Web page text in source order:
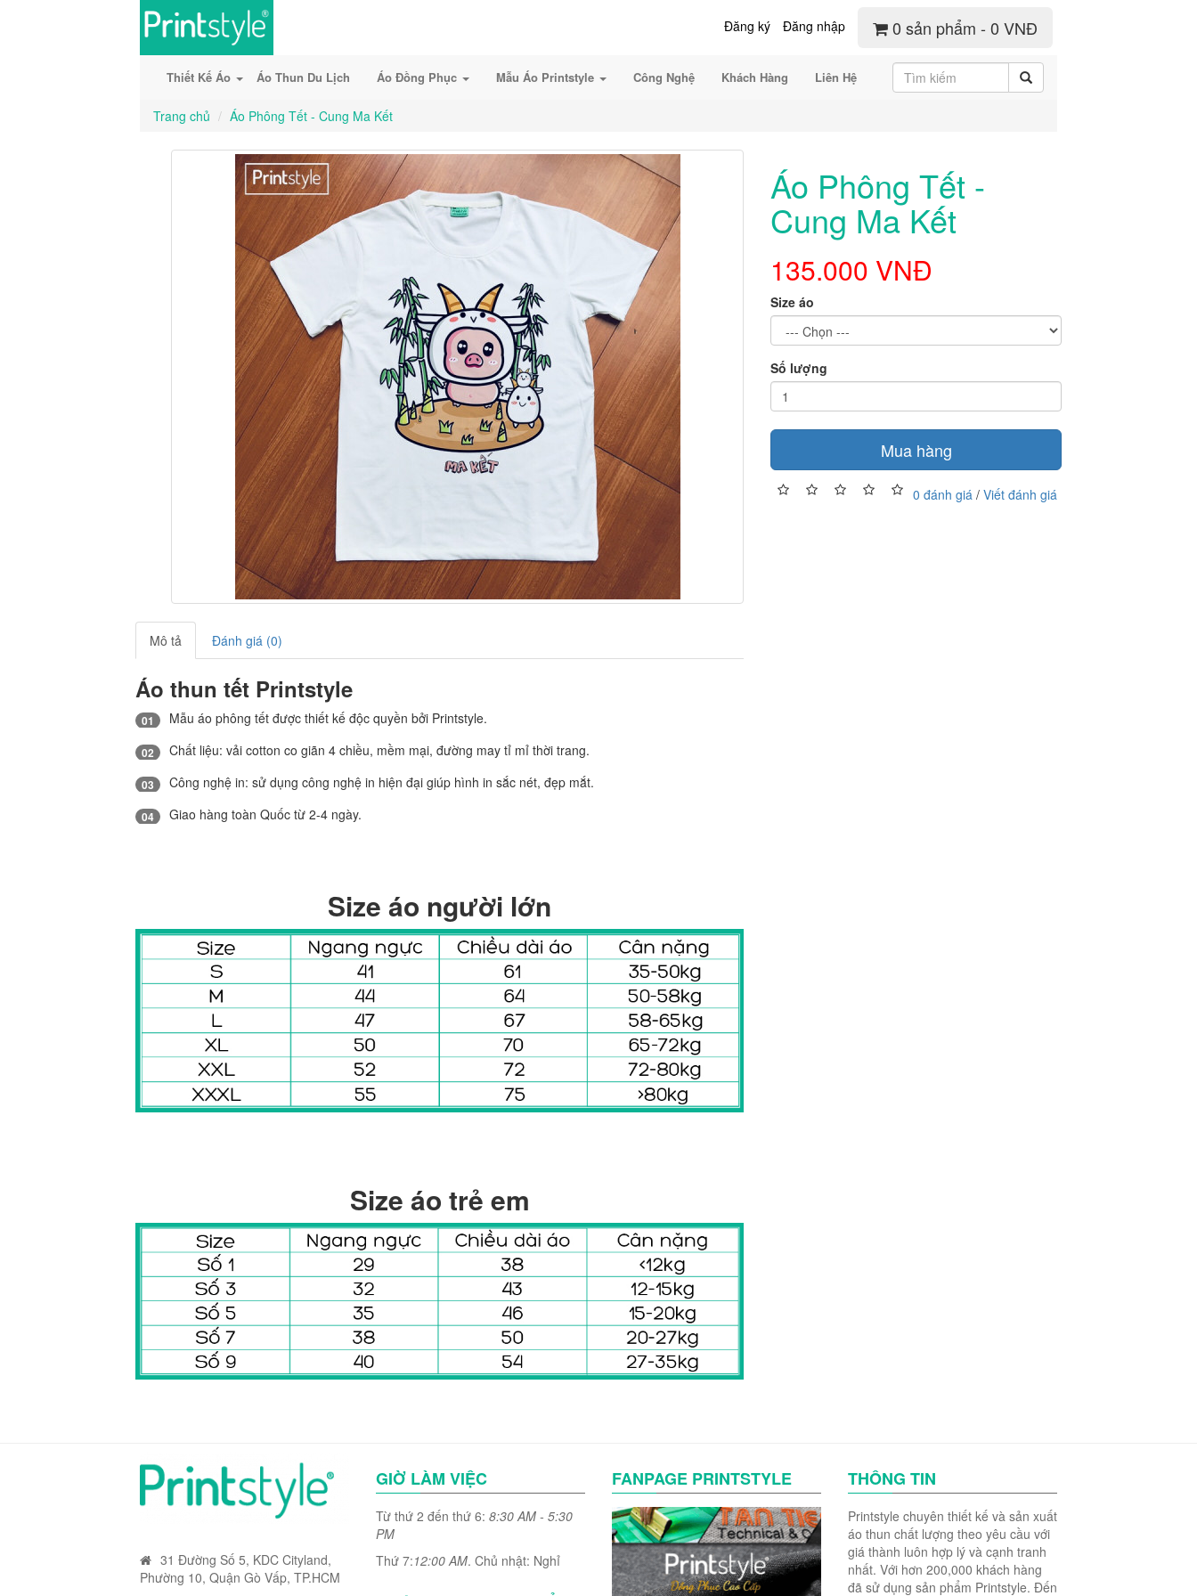
Đăng ký Đăng nhập 0 sản phẩm - 0 VNĐ
Thiết Kế Áo Áo Thun Du Lịch Áo Đồng Phục Mẫu Áo Printstyle Công Nghệ Khách Hàng Liên Hệ
Trang chủ Áo Phông Tết - Cung Ma Kết
Mô tả Đánh giá (0)
Áo thun tết Printstyle
01 Mẫu áo phông tết được thiết kế độc quyền bởi Printstyle.
02 Chất liệu: vải cotton co giãn 4 chiều, mềm mại, đường may tỉ mỉ thời trang.
03 Công nghệ in: sử dụng công nghệ in hiện đại giúp hình in sắc nét, đẹp mắt.
04 Giao hàng toàn Quốc từ 2-4 ngày.
Size áo người lớn
Size áo trẻ em
Áo Phông Tết -
Cung Ma Kết
135.000 VNĐ
Size áo
Số lượng
Mua hàng
0 đánh giá /Viết đánh giá
31 Đường Số 5, KDC Cityland,
Phường 10, Quận Gò Vấp, TP.HCM
GIỜ LÀM VIỆC
Từ thứ 2 đến thứ 6: 8:30 AM - 5:30
PM
Thứ 7:12:00 AM. Chủ nhật: Nghỉ
FANPAGE PRINTSTYLE THÔNG TIN
Printstyle chuyên thiết kế và sản xuất
áo thun chất lượng theo yêu cầu với
giá thành luôn hợp lý và cạnh tranh
nhất. Với hơn 200,000 khách hàng
đã sử dụng sản phẩm Printstyle. Đến